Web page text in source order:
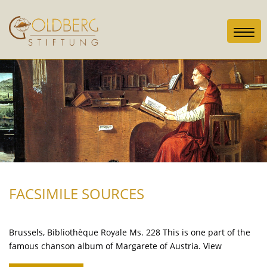
FACSIMILE SOURCES
Brussels, Bibliothèque Royale Ms. 228 This is one part of the
famous chanson album of Margarete of Austria. View